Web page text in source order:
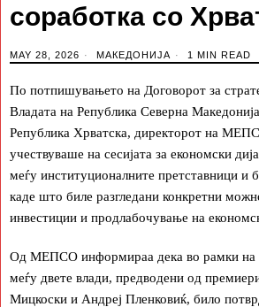
соработка со
MAY 28, 2026 МАКЕДОНИЈА 1 MIN READ
По потпишувањето на Договорот за
Владата на Република Северна
Република Хрватска, директорот на
учествуваше на сесијата за економски
меѓу институционалните претставници и
каде што биле разгледани конкретни
инвестиции и продлабочување на
Од МЕПСО информираа дека во рамки на
меѓу двете влади, предводени од
Мицкоски и Андреј Пленковиќ, било